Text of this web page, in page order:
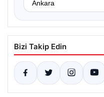
Bizi Takip Edin